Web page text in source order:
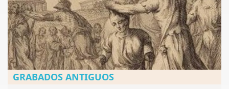
GRABADOS ANTIGUOS